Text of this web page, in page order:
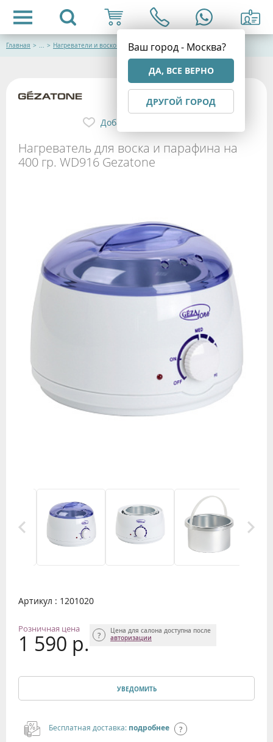
Ваш город - Москва?
ДА, ВСЕ ВЕРНО
ДРУГОЙ ГОРОД
Главная > ... > Нагреватели и воскоплавы
Нагреватель для воска и парафина на
400 гр. WD916 Gezatone
Добавить в избранное
Артикул : 1201020
Розничная цена
1 590 р.
Цена для салона доступна после
авторизации
УВЕДОМИТЬ
Бесплатная доставка: подробнее